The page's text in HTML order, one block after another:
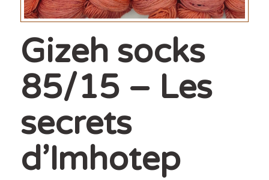
Gizeh socks
85/15 – Les
secrets
d’Imhotep